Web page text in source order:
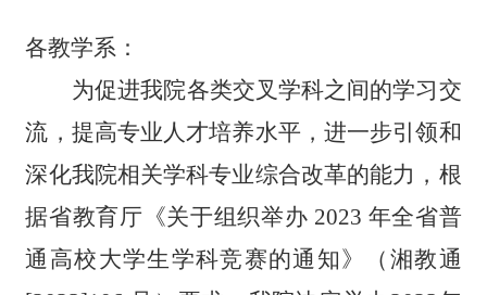
各教学系：
为促进我院各类交叉学科之间的学习交
流，提高专业人才培养水平，进一步引领和
深化我院相关学科专业综合改革的能力，根
据省教育厅《关于组织举办 2023 年全省普
通高校大学生学科竞赛的通知》（湘教通